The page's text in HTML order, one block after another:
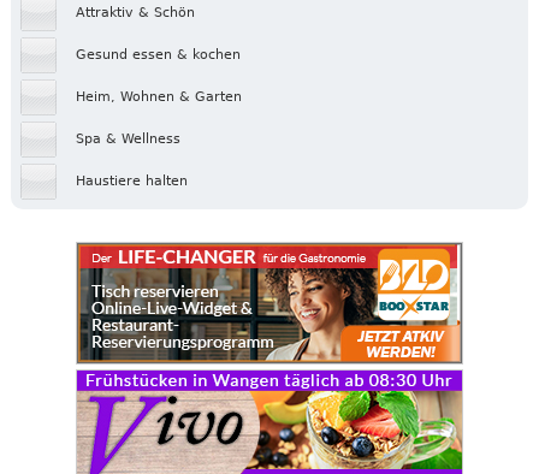
Attraktiv & Schön
Gesund essen & kochen
Heim, Wohnen & Garten
Spa & Wellness
Haustiere halten